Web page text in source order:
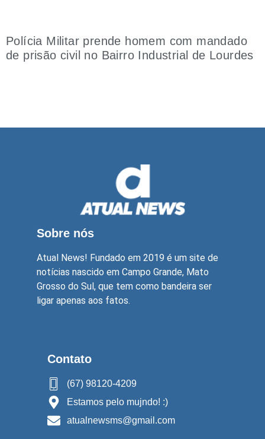
Polícia Militar prende homem com mandado
de prisão civil no Bairro Industrial de Lourdes
Sobre nós
Atual News! Fundado em 2019 é um site de
notícias nascido em Campo Grande, Mato
Grosso do Sul, que tem como bandeira ser
ligar apenas aos fatos.
Contato
(67) 98120-4209
Estamos pelo mujndo! :)
atualnewsms@gmail.com